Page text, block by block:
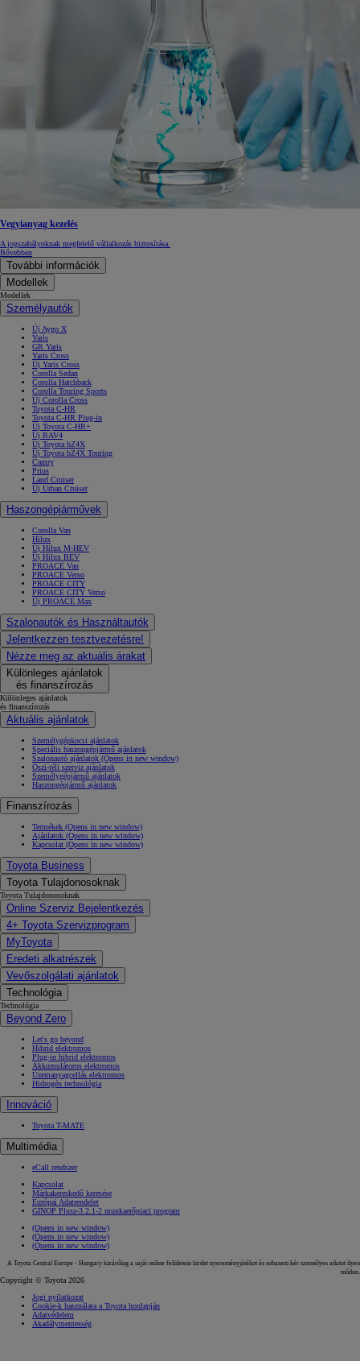
Vegyianyag kezelés
A jogszabályoknak megfelelő vállalkozás biztosítása.
Bővebben
További információk
Modellek
Modellek
Személyautók
Új Aygo X
Yaris
GR Yaris
Yaris Cross
Új Yaris Cross
Corolla Sedan
Corolla Hatchback
Corolla Touring Sports
Új Corolla Cross
Toyota C-HR
Toyota C-HR Plug-in
Új Toyota C-HR+
Új RAV4
Új Toyota bZ4X
Új Toyota bZ4X Touring
Camry
Prius
Land Cruiser
Új Urban Cruiser
Haszongépjárművek
Corolla Van
Hilux
Új Hilux M-HEV
Új Hilux BEV
PROACE Van
PROACE Verso
PROACE CITY
PROACE CITY Verso
Új PROACE Max
Szalonautók és Használtautók
Jelentkezzen tesztvezetésre!
Nézze meg az aktuális árakat
Különleges ajánlatok
és finanszírozás
Különleges ajánlatok
és finanszírozás
Aktuális ajánlatok
Személygépkocsi ajánlatok
Speciális haszongépjármű ajánlatok
Szalonautó ajánlatok (Opens in new window)
Őszi-téli szerviz ajánlatok
Személygépjármű ajánlatok
Haszongépjármű ajánlatok
Finanszírozás
Termékek (Opens in new window)
Ajánlatok (Opens in new window)
Kapcsolat (Opens in new window)
Toyota Business
Toyota Tulajdonosoknak
Toyota Tulajdonosoknak
Online Szerviz Bejelentkezés
4+ Toyota Szervizprogram
MyToyota
Eredeti alkatrészek
Vevőszolgálati ajánlatok
Technológia
Technológia
Beyond Zero
Let's go beyond
Hibrid elektromos
Plug-in hibrid elektromos
Akkumulátoros elektromos
Üzemanyagcellás elektromos
Hidrogén technológia
Innováció
Toyota T-MATE
Multimédia
eCall rendszer
Kapcsolat
Márkakereskedő keresése
Európai Adatrendelet
GINOP Plusz-3.2.1-2 munkaerőpiaci program
(Opens in new window)
(Opens in new window)
(Opens in new window)
A Toyota Central Europe - Hungary kizárólag a saját online felületein hirdet nyereményjátékot és sohasem kér személyes adatot ilyen
módon.
Copyright © Toyota 2026
Jogi nyilatkozat
Cookie-k használata a Toyota honlapján
Adatvédelem
Akadálymentesség